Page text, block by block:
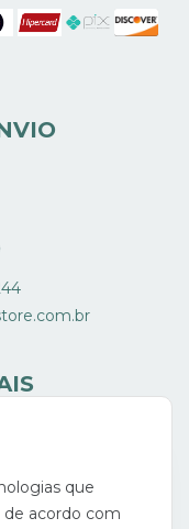
que
de acordo com